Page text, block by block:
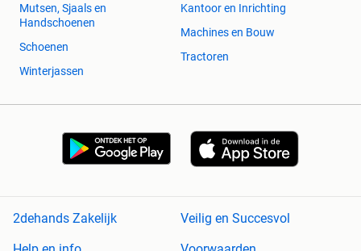
Mutsen, Sjaals en
Handschoenen
Schoenen
Winterjassen
Kantoor en Inrichting
Machines en Bouw
Tractoren
2dehands Zakelijk
Veilig en Succesvol